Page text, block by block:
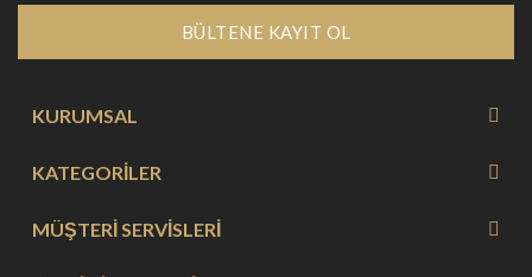
BÜLTENE KAYIT OL
KURUMSAL
KATEGORİLER
MÜŞTERİ SERVİSLERİ